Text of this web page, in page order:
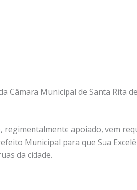
Câmara Municipal de Santa Rita
apoiado, vem
Municipal para que Sua
da cidade.